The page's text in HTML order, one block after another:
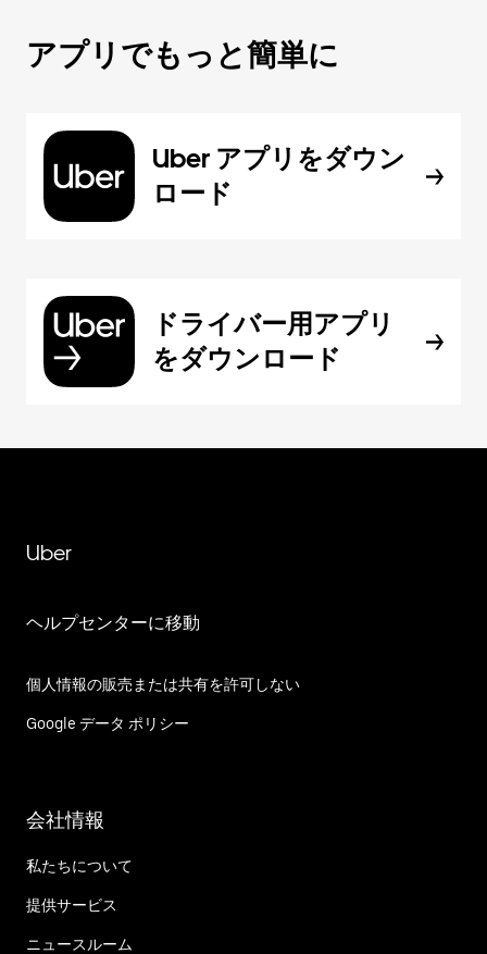
アプリでもっと簡単に
Uber アプリをダウン
ロード
ドライバー用アプリ
をダウンロード
Uber
ヘルプセンターに移動
個人情報の販売または共有を許可しない
Google データ ポリシー
会社情報
私たちについて
提供サービス
ニュースルーム